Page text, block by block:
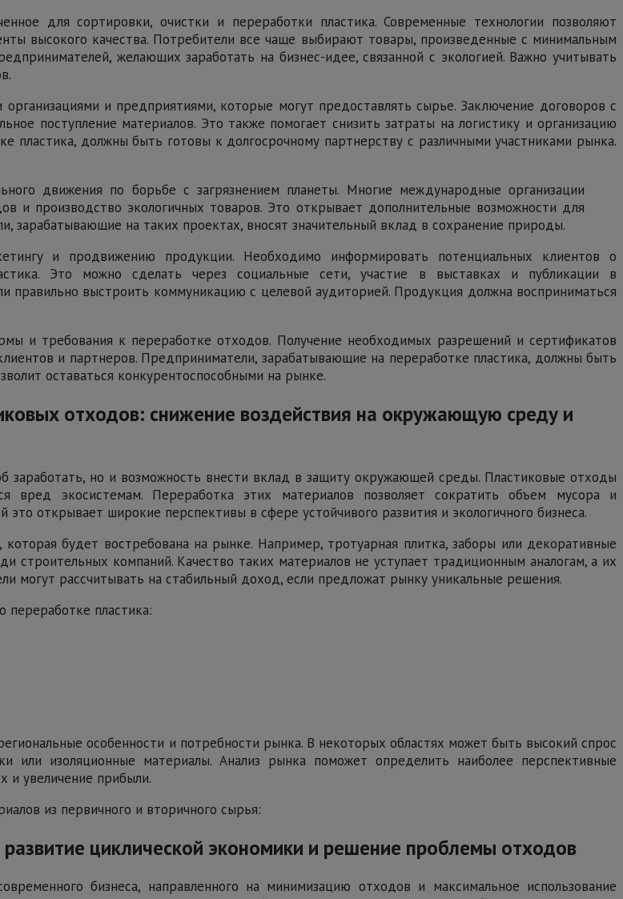
для сортировки, очистки и переработки пластика. Современные технологии позволяют
высокого качества. Потребители все чаще выбирают товары, произведенные с минимальным
желающих заработать на бизнес-идее, связанной с экологией. Важно учитывать
и предприятиями, которые могут предоставлять сырье. Заключение договоров с
поступление материалов. Это также помогает снизить затраты на логистику и организацию
пластика, должны быть готовы к долгосрочному партнерству с различными участниками рынка.
движения по борьбе с загрязнением планеты. Многие международные организации
и производство экологичных товаров. Это открывает дополнительные возможности для
зарабатывающие на таких проектах, вносят значительный вклад в сохранение природы.
и продвижению продукции. Необходимо информировать потенциальных клиентов о
Это можно сделать через социальные сети, участие в выставках и публикации в
правильно выстроить коммуникацию с целевой аудиторией. Продукция должна восприниматься
и требования к переработке отходов. Получение необходимых разрешений и сертификатов
и партнеров. Предприниматели, зарабатывающие на переработке пластика, должны быть
оставаться конкурентоспособными на рынке.
отходов: снижение воздействия на окружающую среду и
заработать, но и возможность внести вклад в защиту окружающей среды. Пластиковые отходы
вред экосистемам. Переработка этих материалов позволяет сократить объем мусора и
открывает широкие перспективы в сфере устойчивого развития и экологичного бизнеса.
будет востребована на рынке. Например, тротуарная плитка, заборы или декоративные
строительных компаний. Качество таких материалов не уступает традиционным аналогам, а их
могут рассчитывать на стабильный доход, если предложат рынку уникальные решения.
пластика:
особенности и потребности рынка. В некоторых областях может быть высокий спрос
изоляционные материалы. Анализ рынка поможет определить наиболее перспективные
и увеличение прибыли.
из первичного и вторичного сырья:
циклической экономики и решение проблемы отходов
бизнеса, направленного на минимизацию отходов и максимальное использование